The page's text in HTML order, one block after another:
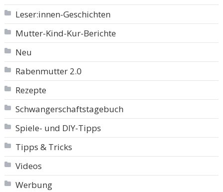
Leser:innen-Geschichten
Mutter-Kind-Kur-Berichte
Neu
Rabenmutter 2.0
Rezepte
Schwangerschaftstagebuch
Spiele- und DIY-Tipps
Tipps & Tricks
Videos
Werbung